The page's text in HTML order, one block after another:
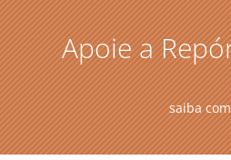
Apoie a
saiba